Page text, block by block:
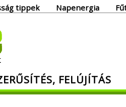
tippek Napenergia
Minden, ami
FELÚJÍTÁS